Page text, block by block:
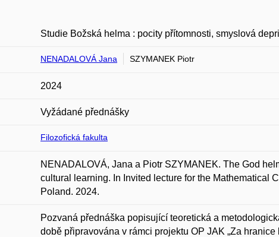
Studie Božská helma : pocity přítomnosti, smyslová
NENADALOVÁ Jana SZYMANEK Piotr
2024
Vyžádané přednášky
Filozofická fakulta
NENADALOVÁ, Jana a Piotr SZYMANEK. The God
cultural learning. In Invited lecture for the Mathematical
Poland. 2024.
Pozvaná přednáška popisující teoretická a
době připravována v rámci projektu OP JAK „Za